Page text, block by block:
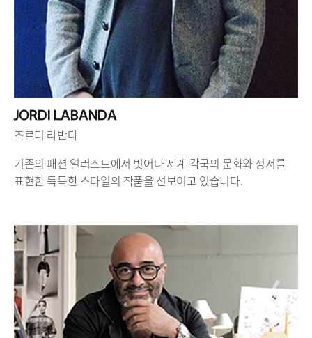
JORDI LABANDA
조르디 라반다
기존의 패션 일러스트에서 벗어나 세계 각국의 문화와 정서를
표현한 독특한 스타일의 작품을 선보이고 있습니다.